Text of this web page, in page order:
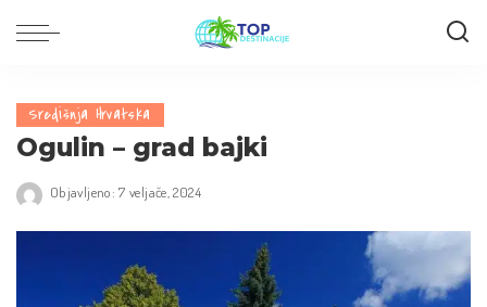
Središnja Hrvatska
Ogulin – grad bajki
Objavljeno: 7 veljače, 2024